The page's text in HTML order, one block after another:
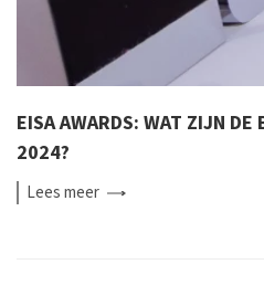
EISA AWARDS: WAT ZIJN DE
2024?
Leesmeer